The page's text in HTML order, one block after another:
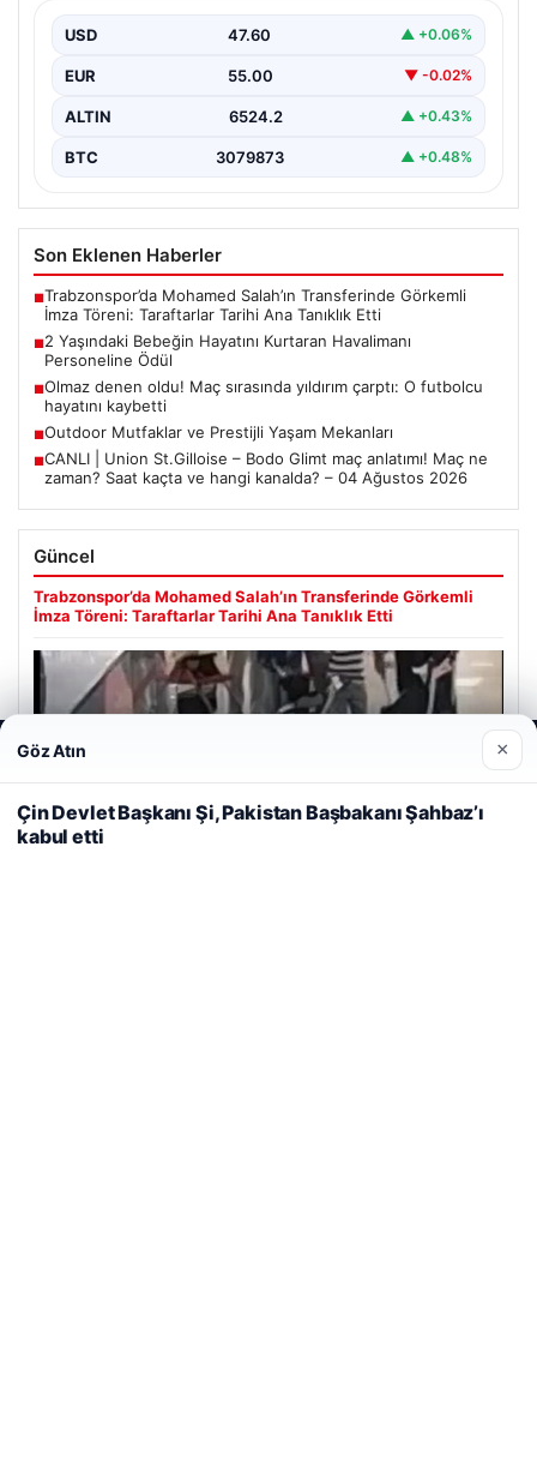
bir olayda, 2 yaşındaki Liam isimli bir çocuğun…
USD 47.60 ▲ +0.06%
EUR 55.00 ▼ -0.02%
ALTIN 6524.2 ▲ +0.43%
BTC 3079873 ▲ +0.48%
Son Eklenen Haberler
■Trabzonspor’da Mohamed Salah’ın Transferinde Görkemli
İmza Töreni: Taraftarlar Tarihi Ana Tanıklık Etti
■2 Yaşındaki Bebeğin Hayatını Kurtaran Havalimanı
Personeline Ödül
■Olmaz denen oldu! Maç sırasında yıldırım çarptı: O futbolcu
hayatını kaybetti
■Outdoor Mutfaklar ve Prestijli Yaşam Mekanları
■CANLI | Union St.Gilloise – Bodo Glimt maç anlatımı! Maç ne
zaman? Saat kaçta ve hangi kanalda? – 04 Ağustos 2026
Güncel
Trabzonspor’da Mohamed Salah’ın Transferinde Görkemli
İmza Töreni: Taraftarlar Tarihi Ana Tanıklık Etti
Personeline Ödül
Web sitemizi nasıl kullandığınızı daha iyi anlayabilmek,
deneyiminizi kişiselleştirmek ve geliştirmek amacıyla çerezler
kullanıyoruz.Çerez Politikamız
Reddet
Göz Atın ×
Çin Devlet Başkanı Şi, Pakistan Başbakanı Şahbaz’ı
kabul etti